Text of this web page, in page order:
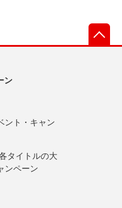
ン
ント・キャン
タイトルの大
ンペーン